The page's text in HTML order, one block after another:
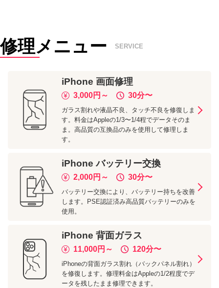
修理メニュー SERVICE
iPhone 画面修理
3,000円～ 30分〜
ガラス割れや液晶不良、タッチ不良を修復しま
す。料金はAppleの1/3〜1/4程でデータそのま
ま。高品質の互換品のみを使用して修理しま
す。
iPhone バッテリー交換
2,000円～ 30分〜
バッテリー交換により、バッテリー持ちを改善
します。PSE認証済み高品質バッテリーのみを
使用。
iPhone 背面ガラス
11,000円～ 120分〜
iPhoneの背面ガラス割れ（バックパネル割れ）
を修復します。修理料金はAppleの1/2程度でデ
ータを残したまま修理できます。